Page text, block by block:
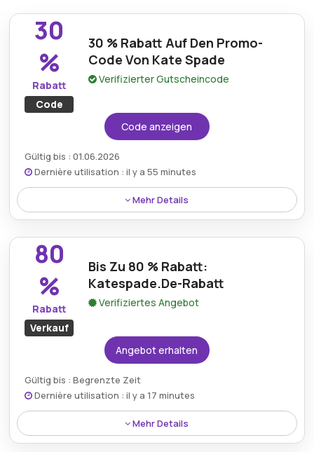
30
%
Rabatt
Code
30 % Rabatt Auf Den Promo-
Code Von Kate Spade
Verifizierter Gutscheincode
Code anzeigen
Gültig bis : 01.06.2026
Dernière utilisation : il y a 55 minutes
Mehr Details
Der Aktionscode von Kate Spade bietet 30 % Rabatt
auf ausgewählte Einkäufe und bietet damit eine
hervorragende Gelegenheit, für begrenzte Zeit
erstklassige Modeaccessoires zu reduzierten
Preisen zu genießen.
80
%
Rabatt
Verkauf
Bis Zu 80 % Rabatt:
Katespade.De-Rabatt
Verifiziertes Angebot
Angebot erhalten
Gültig bis : Begrenzte Zeit
Dernière utilisation : il y a 17 minutes
Mehr Details
Erhalten Sie bis zu 80 % Rabatt bei Katespade.de mit